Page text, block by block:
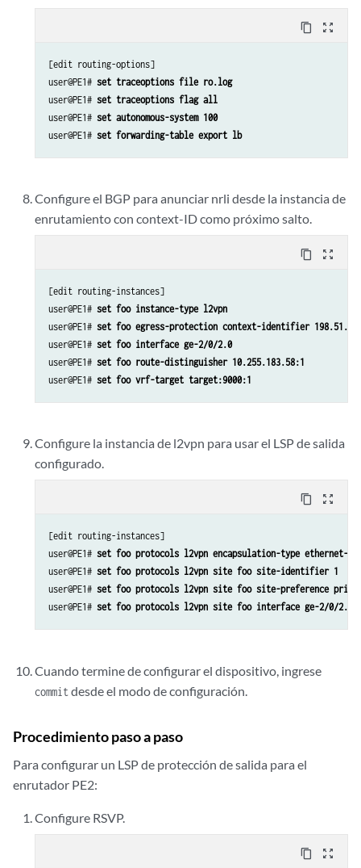
content_copy zoom_out_map
[edit routing-options]
user@PE1# set traceoptions file ro.log
user@PE1# set traceoptions flag all
user@PE1# set autonomous-system 100
user@PE1# set forwarding-table export lb
Configure el BGP para anunciar nrli desde la instancia de
enrutamiento con context-ID como próximo salto.
content_copy zoom_out_map
[edit routing-instances]
user@PE1# set foo instance-type l2vpn
user@PE1# set foo egress-protection context-identifier
user@PE1# set foo interface ge-2/0/2.0
user@PE1# set foo route-distinguisher 10.255.183.58:1
user@PE1# set foo vrf-target target:9000:1
Configure la instancia de l2vpn para usar el LSP de salida
configurado.
content_copy zoom_out_map
[edit routing-instances]
user@PE1# set foo protocols l2vpn encapsulation-type ethernet-
user@PE1# set foo protocols l2vpn site foo site-identifier 1
user@PE1# set foo protocols l2vpn site foo site-preference
user@PE1# set foo protocols l2vpn site foo interface ge-2/0/2.0
Cuando termine de configurar el dispositivo, ingrese
commitdesde el modo de configuración.
Procedimiento paso a paso
Para configurar un LSP de protección de salida para el
enrutador PE2:
Configure RSVP.
content_copy zoom_out_map